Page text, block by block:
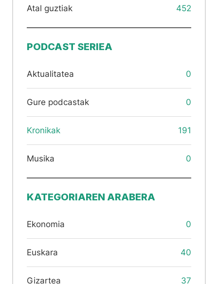
Atal guztiak 452
PODCAST SERIEA
Aktualitatea 0
Gure podcastak 0
Kronikak 191
Musika 0
KATEGORIAREN ARABERA
Ekonomia 0
Euskara 40
Gizartea 37